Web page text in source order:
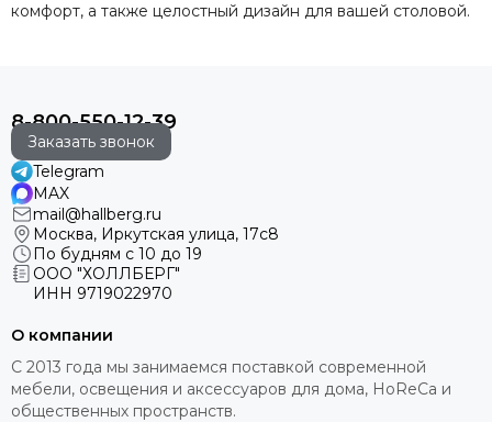
комфорт, а также целостный дизайн для вашей столовой.
8-800-550-12-39
Заказать звонок
Telegram
MAX
mail@hallberg.ru
Москва, Иркутская улица, 17с8
По будням с 10 до 19
ООО "ХОЛЛБЕРГ"
ИНН 9719022970
О компании
С 2013 года мы занимаемся поставкой современной
мебели, освещения и аксессуаров для дома, HoReCa и
общественных пространств.